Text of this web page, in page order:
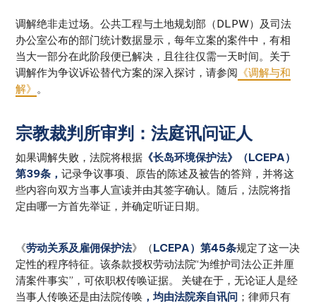
调解绝非走过场。公共工程与土地规划部（DLPW）及司法
办公室公布的部门统计数据显示，每年立案的案件中，有相
当大一部分在此阶段便已解决，且往往仅需一天时间。关于
调解作为争议诉讼替代方案的深入探讨，请参阅 《调解与和
解》 。
宗教裁判所审判：法庭讯问证人
如果调解失败，法院将根据 《长岛环境保护法》（LCEPA）
第39条，记录争议事项、原告的陈述及被告的答辩，并将这
些内容向双方当事人宣读并由其签字确认。随后，法院将指
定由哪一方首先举证，并确定听证日期。
《劳动关系及雇佣保护法》（LCEPA）第45条规定了这一决
定性的程序特征。该条款授权劳动法院“为维护司法公正并厘
清案件事实”，可依职权传唤证据。 关键在于，无论证人是经
当事人传唤还是由法院传唤 ，均由法院亲自讯问 ；律师只有